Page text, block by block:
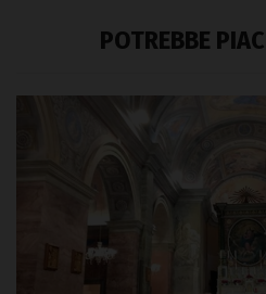
POTREBBE